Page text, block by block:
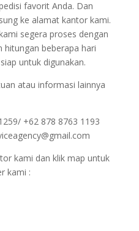
favorit Anda. Dan
ke alamat kantor kami.
segera proses dengan
hitungan beberapa hari
untuk digunakan.
atau informasi lainnya
+62 878 8763 1193
kami dan klik map untuk
kami :